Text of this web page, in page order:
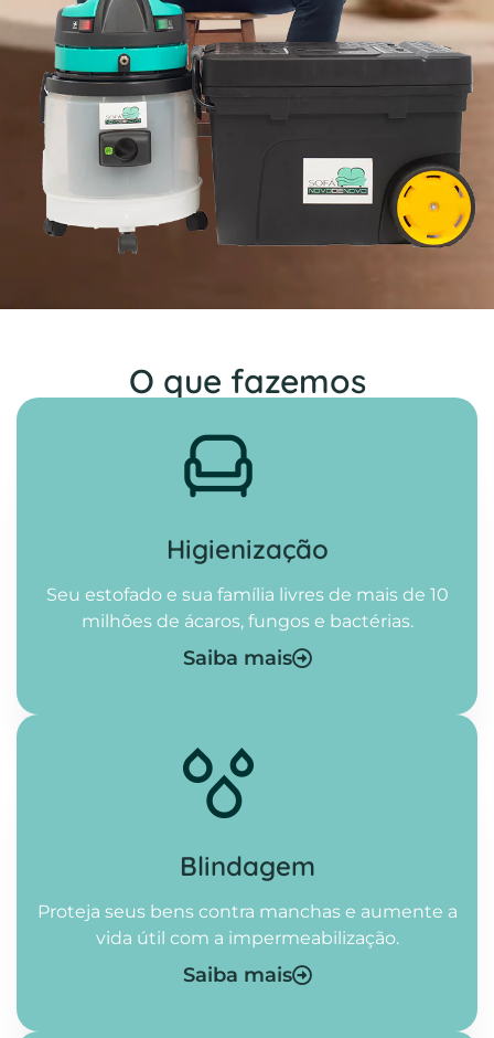
O que fazemos
Higienização​
Seu estofado e sua família livres de mais de 10
milhões de ácaros, fungos e bactérias.
Saiba mais
Blindagem
Proteja seus bens contra manchas e aumente a
vida útil com a impermeabilização.
Saiba mais